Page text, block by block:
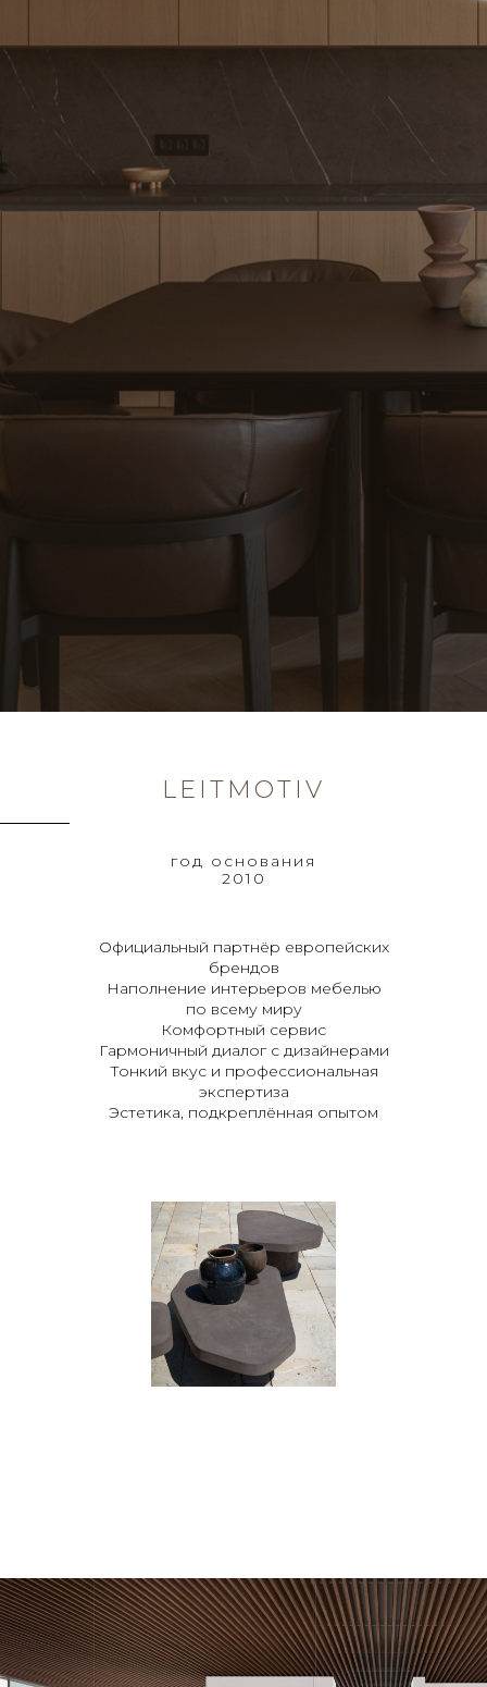
Официальный партнёр европейских
брендов
Наполнение интерьеров мебелью
по всему миру
Комфортный сервис
Гармоничный диалог с дизайнерами
Тонкий вкус и профессиональная
экспертиза
Эстетика, подкреплённая опытом
LEITMOTIV
год основания
2010